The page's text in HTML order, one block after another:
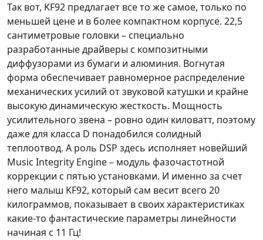
Так вот, KF92 предлагает все то же самое, только по
меньшей цене и в более компактном корпусе. 22,5
сантиметровые головки – специально
разработанные драйверы с композитными
диффузорами из бумаги и алюминия. Вогнутая
форма обеспечивает равномерное распределение
механических усилий от звуковой катушки и крайне
высокую динамическую жесткость. Мощность
усилительного звена – ровно один киловатт, поэтому
даже для класса D понадобился солидный
теплоотвод. А роль DSP здесь исполняет новейший
Music Integrity Engine – модуль фазочастотной
коррекции с пятью установками. И именно за счет
него малыш KF92, который сам весит всего 20
килограммов, показывает в своих характеристиках
какие-то фантастические параметры линейности
начиная с 11 Гц!